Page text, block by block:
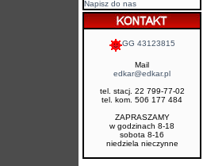
Napisz do nas
GG 43123815
Mail
edkar@edkar.pl
tel. stacj. 22 799-77-02
tel. kom. 506 177 484
ZAPRASZAMY
w godzinach 8-18
sobota 8-16
niedziela nieczynne